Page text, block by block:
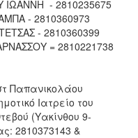
ΙΩΑΝΝΗ - 2810235675
- 2810360973
- 2810360399
= 2810221738
Παπανικολάου
Ιατρείο του
(Υακίνθου 9-
2810373143 &